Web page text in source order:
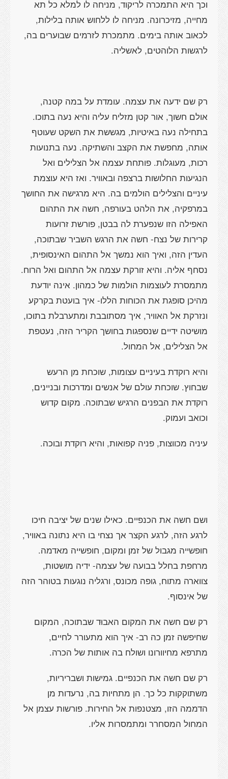
וכך היא התמכרה לריקוד, מניחה לו למלא כל תא
מחייה, מזיכרונה. מניחה לו ללחוש אותה בלילות,
לכאוב אותה בימים. מתמכרת לזרמים שבוערים בה,
לרגשות הלוהטים, לאשליה.
רק שם ידעה את עצמה. עומדת על במה קטנה,
אולם חשוך, אור קטן מזליח עליה והיא נעה בתוכו.
בתחילה נעה באיטיות, מגששת את השקט שעוטף
אותה, מחפשת את הקצב והשתיקה. נעה בתנועות
רכות, מעוגלות. פותחת עצמה אל הצלילים ואל
הנגיעות החלושות ברצפה ובאוויר. ואז היא עוצמת
עיניים והצלילים הולמים בה. היא מרגישה את החושך
במרפקיה, את הלהט בעורפה, חשה את התהום
האפילה הזו שנפערת לה בבטן, פורשת זרועות
קרירות של נצח- חשה את הרגש השביר שבתוכה,
העדין הזה, ואיך הוא נמשך אל התהום האינסופית,
נסחף אליה. והיא זורקת עצמה אל התהום ואל הרוח.
מתמסרת לעוצמות הולמות של כמהון. אינה יודעת
מהיכן סופגת את הכוחות הללו- איך בועטת בקרקע
ונזרקת אל האוויר, איך מסתובבת ומתערבלת בתוכו,
מושיטה ידיים שנספגות בחושך הקריר הזה, נעטפת
אל הצלילים, אל המחול.
והיא רוקדת בעיניים עצומות, שוכחת מן הרעש
שבחוץ. שוכחת עולם של אנשים ומדרכות ובניינים,
רוקדת את הבפנים הרגיש שבתוכה. מקום קדוש
וכואב ועמוק.
עיניה מכווצות, פניה קפואות, והיא רוקדת ובוכה.
ושם חשה את הכנפיים. כאילו שנים של יציבה חיכו
לרגע הזה, לרגע הקצר אך נצחי בו היא נתונה באוויר,
חופשייה מגבול של זמן ומקום, חופשייה מאדמה.
מרחפת בחלל בבועה של עצמה- ידיה מושטות,
צווארה מתוח, גופה מכונס, ורגליה נוגעות בטוהר הזה
של אינסוף.
רק שם חשה את המקום האבוּד שבתוכה, המקום
שחיפשה זמן כה רב- איך הוא מתעורר לחיים,
מתרפא מחיוורונו ושולח בה אותות של הכרה.
רק שם חשה את הכנפיים. גמישות ושבריריות,
משתוקקות כל כך. הן מתחיות בה, נרעדות מן
הדממה הזו, מצטנפות אל החירות. פורשות עצמן אל
המחול המסחרר ומתמסרות אליו.